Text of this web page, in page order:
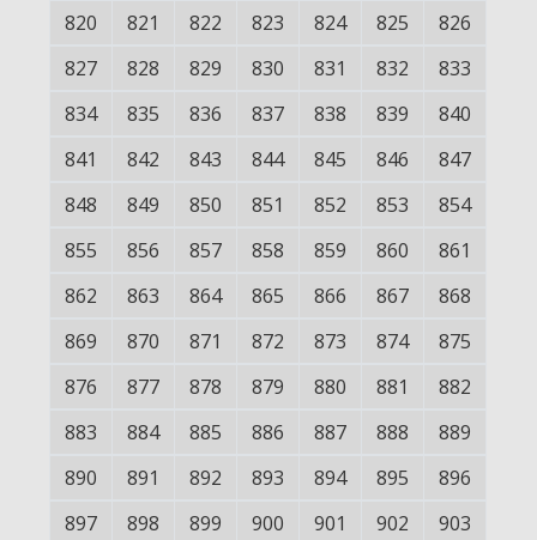
820 821 822 823 824 825
826
827
828 829 830 831 832
833
834
835 836 837 838 839
840
841
842 843 844 845 846
847
848
849 850 851 852 853
854
855
856 857 858 859 860
861
862
863 864 865 866 867
868
869
870 871 872 873 874
875
876
877 878 879 880 881
882
883
884 885 886 887 888
889
890
891 892 893 894 895
896
897
898 899 900 901 902
903